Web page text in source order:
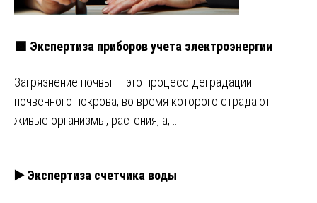
🟩 Экспертиза приборов учета электроэнергии
Загрязнение почвы ― это процесс деградации
почвенного покрова, во время которого страдают
живые организмы, растения, а, …
▶️ Экспертиза счетчика воды